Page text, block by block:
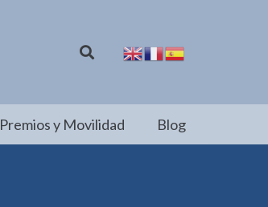
Premios y Movilidad Blog